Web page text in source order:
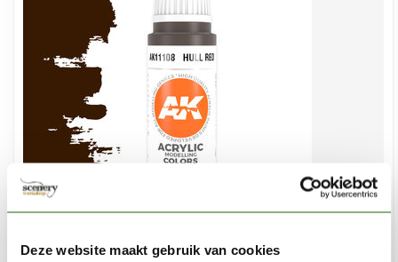
Deze website maakt gebruik van cookies
Hull Red Acrylic Modelling Colors - 17ml - AK11108